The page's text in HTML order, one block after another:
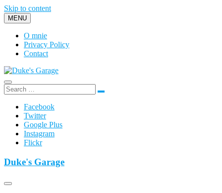
Skip to content
MENU
O mnie
Privacy Policy
Contact
Duke's Garage
Facebook
Twitter
Google Plus
Instagram
Flickr
Duke's Garage